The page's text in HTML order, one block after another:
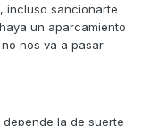
incluso sancionarte
un aparcamiento
nos va a pasar
la de suerte